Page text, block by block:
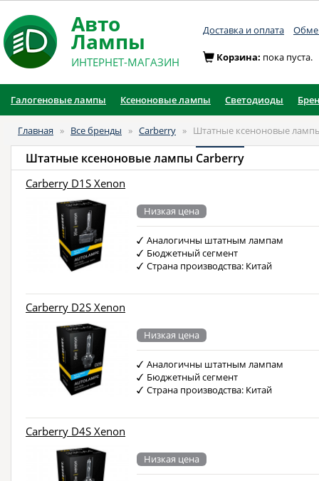
Авто
Лампы
ИНТЕРНЕТ-МАГАЗИН
Доставка и оплата
Корзина: пока пуста.
Галогеновые лампы Ксеноновые лампы Светодиоды
Главная » Все бренды » Carberry » Штатные ксеноновые
Штатные ксеноновые лампы Carberry
Carberry D1S Xenon
Низкая цена
Аналогичны штатным лампам
Бюджетный сегмент
Страна производства: Китай
Carberry D2S Xenon
Низкая цена
Аналогичны штатным лампам
Бюджетный сегмент
Страна производства: Китай
Carberry D4S Xenon
Низкая цена